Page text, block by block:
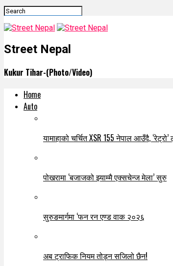
Street Nepal
Kukur Tihar-(Photo/Video)
Home
Auto
यामाहाको चर्चित XSR 155 नेपाल आउँदै,
पोखरामा ‘बजाजको झ्याम्मै एक्सचेन्ज मेला’ सुरु
सुरुङमार्गमा ‘फन रन एण्ड वाक २०२६
अब ट्राफिक नियम तोड्न सजिलो छैन!